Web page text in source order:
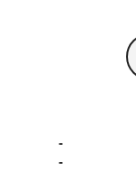
-
-